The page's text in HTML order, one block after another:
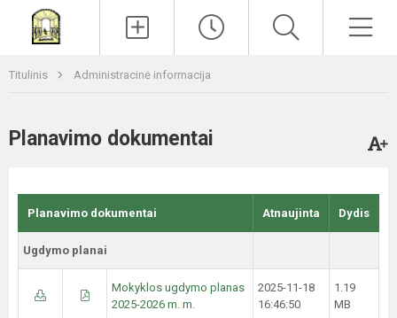
Titulinis Administracinė informacija
Planavimo dokumentai
Planavimo dokumentai Atnaujinta Dydis
Ugdymo planai
Mokyklos ugdymo planas
2025-2026 m. m.
2025-11-18
16:46:50
1.19
MB